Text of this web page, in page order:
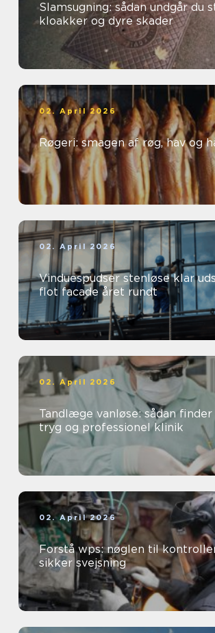
Slamsugning: sådan undgår du
kloakker og dyre skader
02. April 2026
Røgeri: smagen af røg, hav og
02. April 2026
Vinduespudser stenløse klar udsigt og
flot facade året rundt
02. April 2026
Tandlæge vanløse: sådan finder
tryg og professionel klinik
02. April 2026
Forstå wps: nøglen til
sikker svejsning